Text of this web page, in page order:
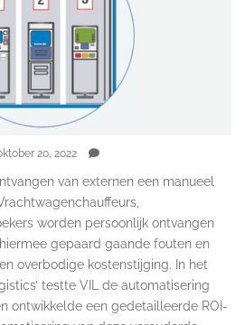
20, 2022
van externen een manueel
worden persoonlijk ontvangen
gepaard gaande fouten en
overbodige kostenstijging. In het
testte VIL de automatisering
ontwikkelde een gedetailleerde ROI-